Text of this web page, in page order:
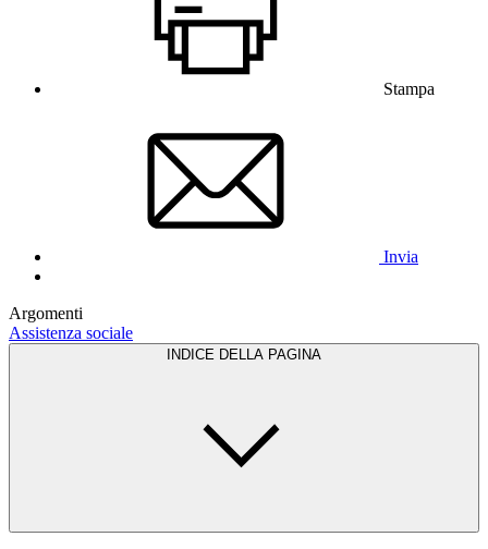
Stampa
Invia
Argomenti
Assistenza sociale
INDICE DELLA PAGINA